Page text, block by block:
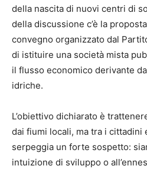
della nascita di nuovi centri di
della discussione c’è la
convegno organizzato dal
di istituire una società mista
il flusso economico derivante
idriche.
L’obiettivo dichiarato è
dai fiumi locali, ma tra i cittadini
serpeggia un forte sospetto:
intuizione di sviluppo o